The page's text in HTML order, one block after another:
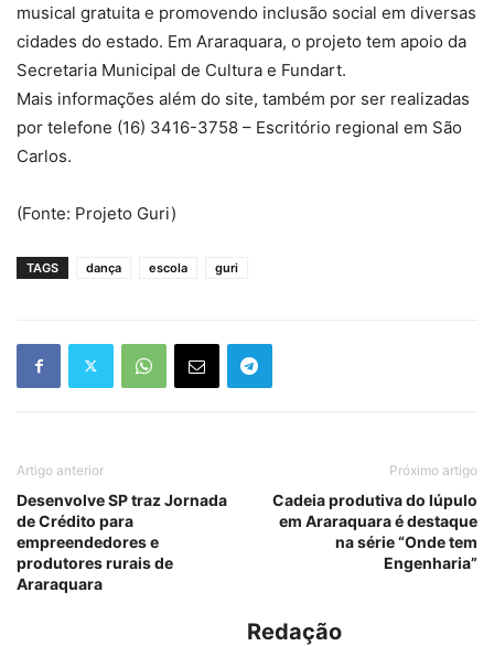
musical gratuita e promovendo inclusão social em diversas
cidades do estado. Em Araraquara, o projeto tem apoio da
Secretaria Municipal de Cultura e Fundart.
Mais informações além do site, também por ser realizadas
por telefone (16) 3416-3758 – Escritório regional em São
Carlos.
(Fonte: Projeto Guri)
TAGS dança escola guri
Artigo anterior
Desenvolve SP traz Jornada
de Crédito para
empreendedores e
produtores rurais de
Araraquara
Próximo artigo
Cadeia produtiva do lúpulo
em Araraquara é destaque
na série “Onde tem
Engenharia”
Redação